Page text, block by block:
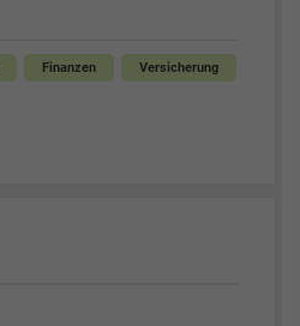
Finanzen Versicherung